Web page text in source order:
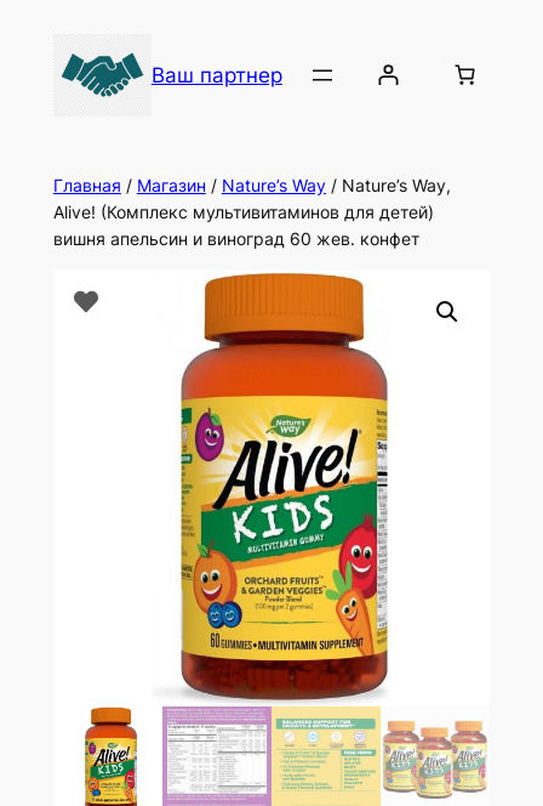
Ваш партнер
Главная / Магазин / Nature’s Way/ Nature’s Way,
Alive! (Комплекс мультивитаминов для детей)
вишня апельсин и виноград 60 жев. конфет